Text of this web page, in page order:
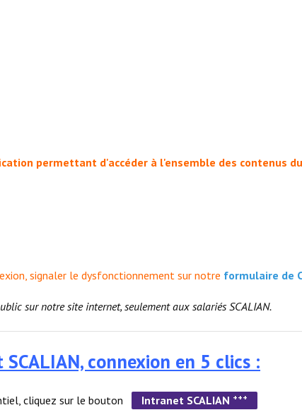
permettant d'accéder à l'ensemble des contenus
signaler le dysfonctionnement sur notre formulaire de
sur notre site internet, seulement aux salariés SCALIAN.
connexion en 5 clics :
cliquez sur le bouton Intranet SCALIAN +++